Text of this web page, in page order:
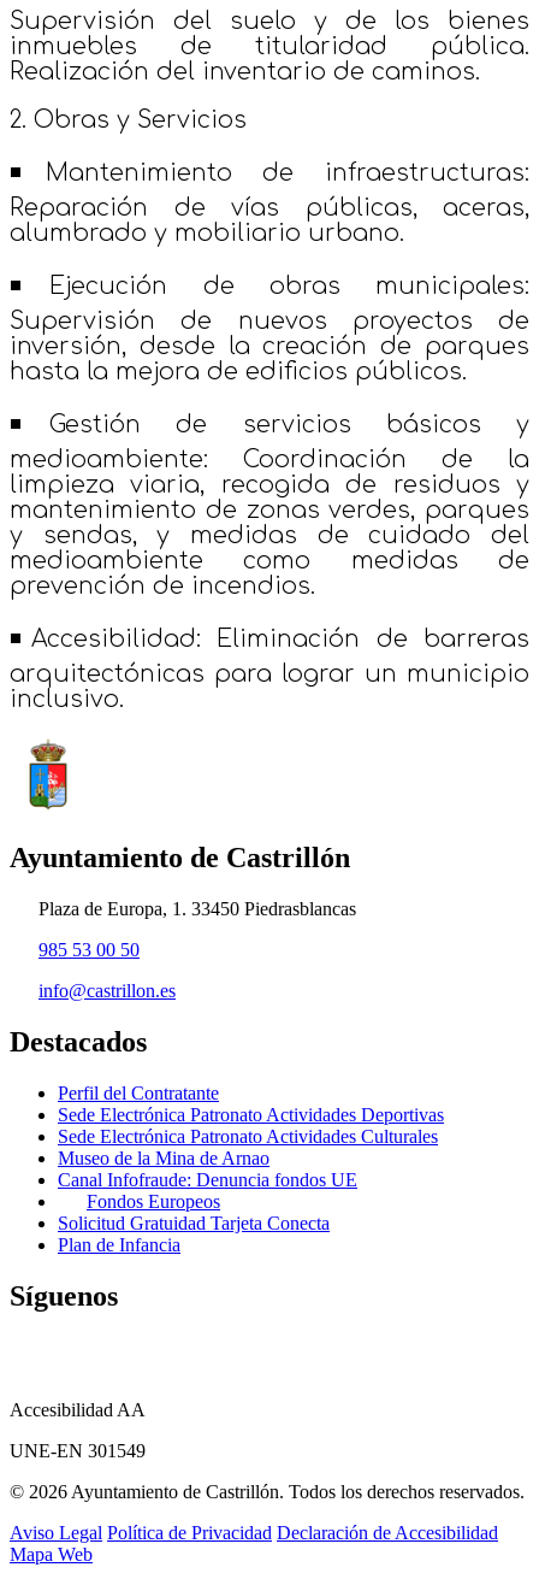
Supervisión del suelo y de los bienes
inmuebles de titularidad pública.
Realización del inventario de caminos.
2. Obras y Servicios
◾Mantenimiento de infraestructuras:
Reparación de vías públicas, aceras,
alumbrado y mobiliario urbano.
◾Ejecución de obras municipales:
Supervisión de nuevos proyectos de
inversión, desde la creación de parques
hasta la mejora de edificios públicos.
◾Gestión de servicios básicos y
medioambiente: Coordinación de la
limpieza viaria, recogida de residuos y
mantenimiento de zonas verdes, parques
y sendas, y medidas de cuidado del
medioambiente como medidas de
prevención de incendios.
◾Accesibilidad: Eliminación de barreras
arquitectónicas para lograr un municipio
inclusivo.
Ayuntamiento de Castrillón
Plaza de Europa, 1. 33450 Piedrasblancas
985 53 00 50
info@castrillon.es
Destacados
Perfil del Contratante
Sede Electrónica Patronato Actividades Deportivas
Sede Electrónica Patronato Actividades Culturales
Museo de la Mina de Arnao
Canal Infofraude: Denuncia fondos UE
Fondos Europeos
Solicitud Gratuidad Tarjeta Conecta
Plan de Infancia
Síguenos
Accesibilidad AA
UNE-EN 301549
© 2026 Ayuntamiento de Castrillón. Todos los derechos reservados.
Aviso Legal Política de Privacidad Declaración de Accesibilidad
Mapa Web